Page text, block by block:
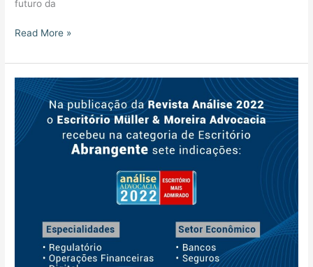
futuro da
Read More »
Escritório
Mais
Admirado
2022